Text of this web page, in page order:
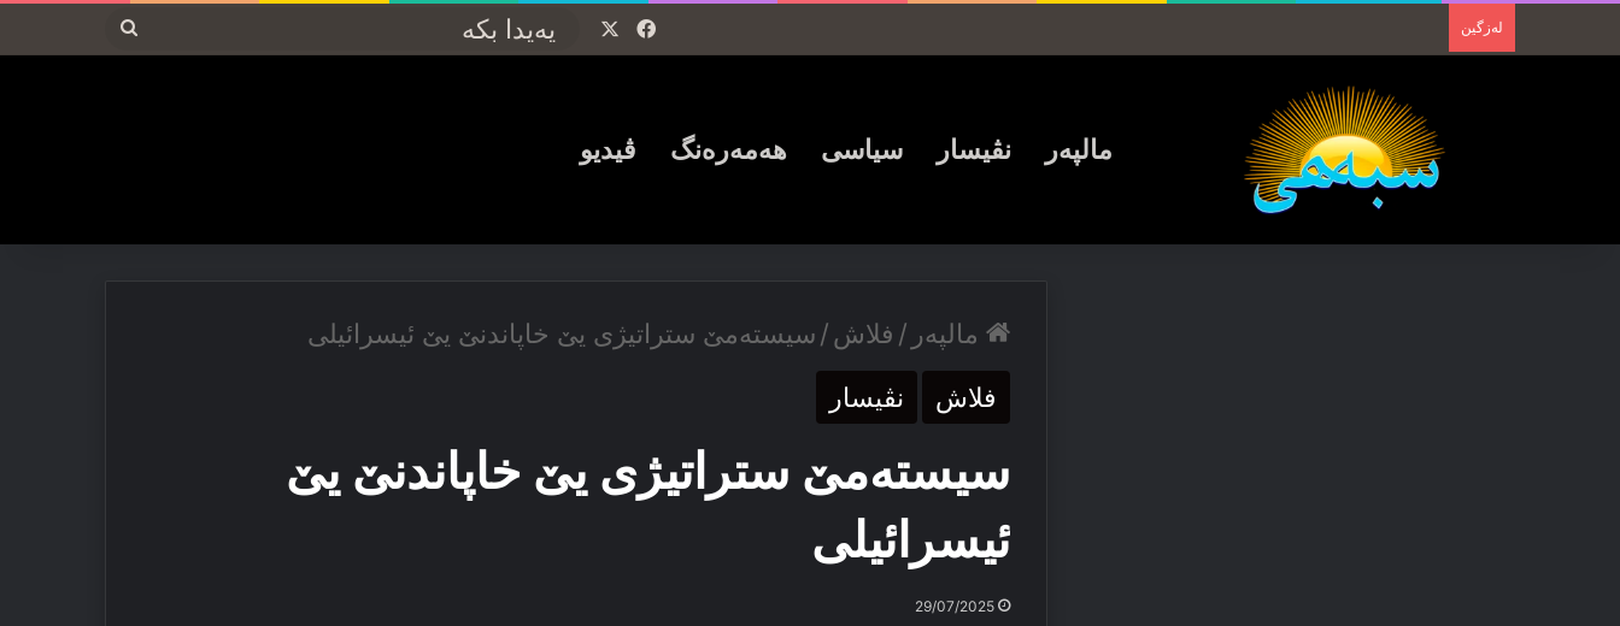
لەزگین Facebook
پەیدا
مالپەر نڤیسار سیاسی ھەمەرەنگ ڤیدیو
مالپەر / فلاش/سیسته‌مێ ستراتیژی یێ خاپاندنێ یێ ئیسرائیلی
فلاش نڤیسار
سیسته‌مێ ستراتیژی یێ خاپاندنێ یێ
ئیسرائیلی
29/07/2025